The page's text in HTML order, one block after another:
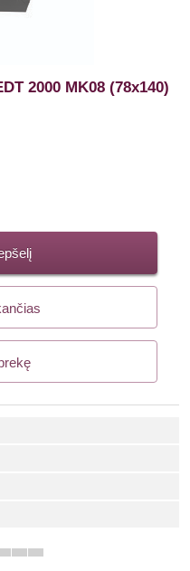
2000 MK08 (78x140)